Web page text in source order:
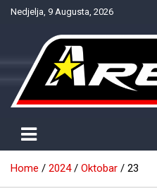
SkipNedjelja, 9 Augusta, 2026
NTV Arena
Home 2024 Oktobar 23